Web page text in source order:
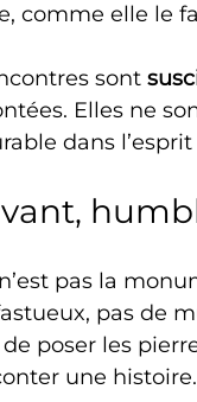
comme elle le
sont
Elles ne
dans l’esprit
pas la
pas de
poser les
une histoire.